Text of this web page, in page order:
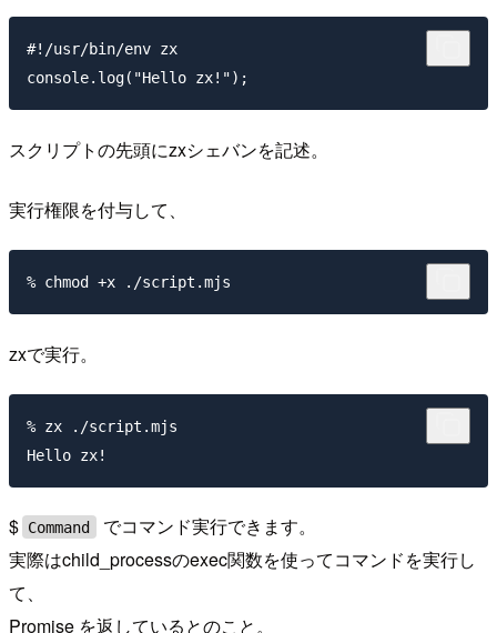
#!/usr/bin/env zx
スクリプトの先頭にzxシェバンを記述。
実行権限を付与して、
zxで実行。
% zx ./script.mjs
$ Command
でコマンド実行できます。
実際はchild_processのexec関数を使ってコマンドを実行し
て、
Promise を返しているとのこと。